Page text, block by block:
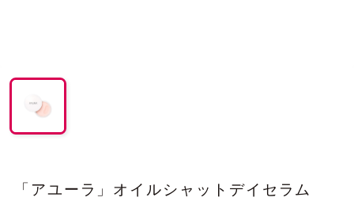
「アユーラ」オイルシャットデイセラム